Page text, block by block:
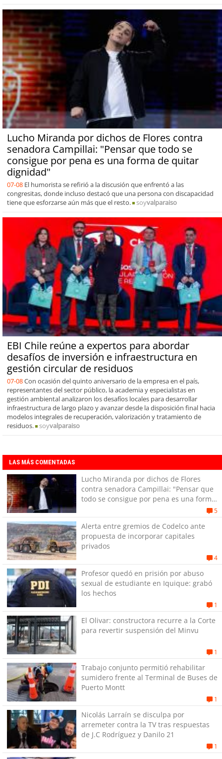
Lucho Miranda por dichos de Flores contra
senadora Campillai: "Pensar que todo se
consigue por pena es una forma de quitar
dignidad"
07-08 El humorista se refirió a la discusión que enfrentó a las
congresitas, donde incluso destacó que una persona con discapacidad
tiene que esforzarse aún más que el resto.
soyvalparaiso
EBI Chile reúne a expertos para abordar
desafíos de inversión e infraestructura en
gestión circular de residuos
07-08Con ocasión del quinto aniversario de la empresa en el país,
representantes del sector público, la academia y especialistas en
gestión ambiental analizaron los desafíos locales para desarrollar
infraestructura de largo plazo y avanzar desde la disposición final hacia
modelos integrales de recuperación, valorización y tratamiento de
residuos.
soyvalparaiso
LAS MÁS COMENTADAS
Lucho Miranda por dichos de Flores
contra senadora Campillai: "Pensar que
todo se consigue por pena es una forma
5
Alerta entre gremios de Codelco ante
propuesta de incorporar capitales
privados
4
Profesor quedó en prisión por abuso
sexual de estudiante en Iquique: grabó
los hechos
1
El Olivar: constructora recurre a la Corte
para revertir suspensión del Minvu
1
Trabajo conjunto permitió rehabilitar
sumidero frente al Terminal de Buses de
Puerto Montt
1
Nicolás Larraín se disculpa por
arremeter contra la TV tras respuestas
de J.C Rodríguez y Danilo 21
1